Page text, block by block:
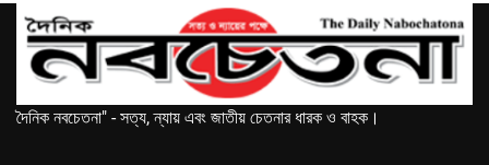
দৈনিক নবচেতনা" - সত্য, ন্যায় এবং জাতীয় চেতনার ধারক ও বাহক।